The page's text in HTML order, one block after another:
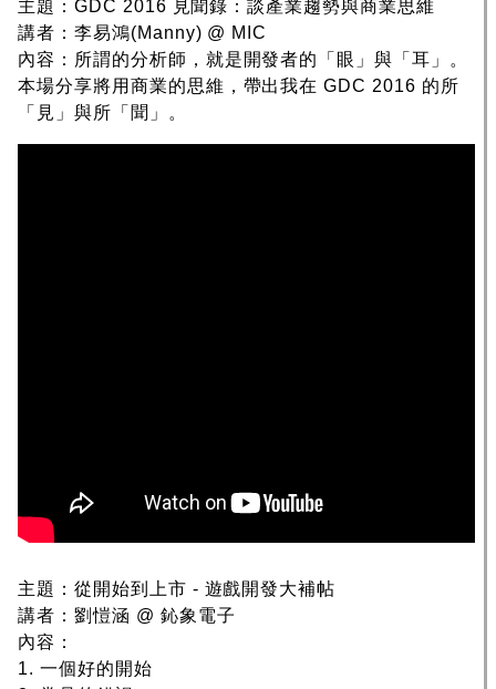
主題：GDC 2016 見聞錄：談產業趨勢與商業思維
講者：李易鴻(Manny) @ MIC
內容：所謂的分析師，就是開發者的「眼」與「耳」。
本場分享將用商業的思維，帶出我在 GDC 2016 的所
「見」與所「聞」。
主題：從開始到上市 - 遊戲開發大補帖
講者：劉愷涵 @ 鈊象電子
內容：
1. 一個好的開始